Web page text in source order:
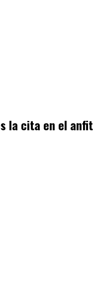
la cita en el